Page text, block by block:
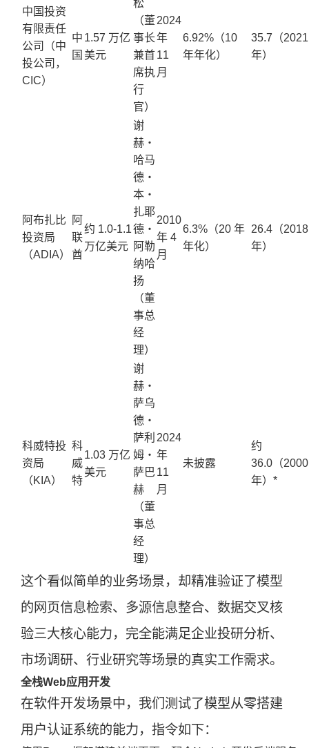
中国投资
有限责任
公司（中
投公司，
CIC）
中
国
1.57 万亿
美元
松
（董
事长
兼首
席执
行
官）
2024
年
11
月
6.92%（10
年年化）
35.7（2021
年）
阿布扎比
投资局
（ADIA）
阿
联
酋
约 1.0-1.1
万亿美元
谢
赫・
哈马
德・
本・
扎耶
德・
阿勒
纳哈
扬
（董
事总
经
理）
2010
年 4
月
6.3%（20 年
年化）
26.4（2018
年）
科威特投
资局
（KIA）
科
威
特
1.03 万亿
美元
谢
赫・
萨乌
德・
萨利
姆・
萨巴
赫
（董
事总
经
理）
2024
年
11
月
未披露
约
36.0（2000
年）*
这个看似简单的业务场景，却精准验证了模型
的网页信息检索、多源信息整合、数据交叉核
验三大核心能力，完全能满足企业投研分析、
市场调研、行业研究等场景的真实工作需求。
全栈Web应用开发
在软件开发场景中，我们测试了模型从零搭建
用户认证系统的能力，指令如下：